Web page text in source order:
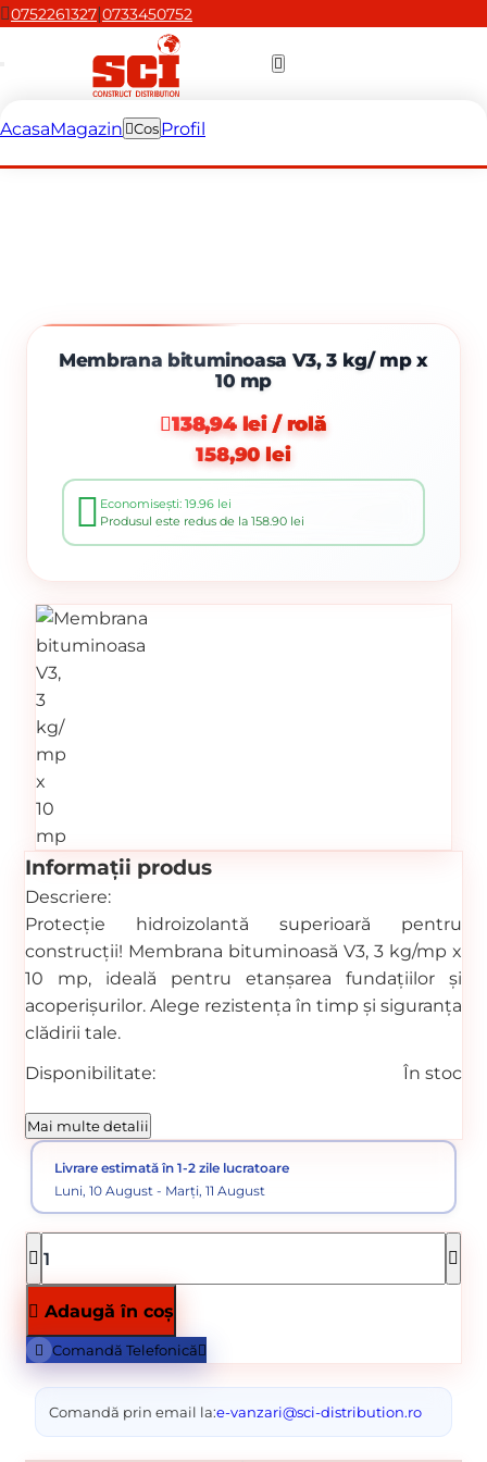
0752261327|0733450752
AcasaMagazin CosProfil
Membrana bituminoasa V3, 3 kg/ mp x
10 mp
138,94 lei / rolă
158,90 lei
Economisești: 19.96 lei
Produsul este redus de la 158.90 lei
Informații produs
Descriere:
Protecție hidroizolantă superioară pentru
construcții! Membrana bituminoasă V3, 3 kg/mp x
10 mp, ideală pentru etanșarea fundațiilor și
acoperișurilor. Alege rezistența în timp și siguranța
clădirii tale.
Disponibilitate:
În stoc
Cod produs:
Categorii:
Membrane bituminoaseHidroizolații
Mai multe detalii
Livrare estimată în 1-2 zile lucratoare
Luni, 10 August - Marți, 11 August
Adaugă în coș
Comandă Telefonică
Comandă prin email la:e-vanzari@sci-distribution.ro